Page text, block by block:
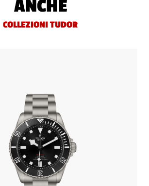
ANCHE
COLLEZIONI TUDOR